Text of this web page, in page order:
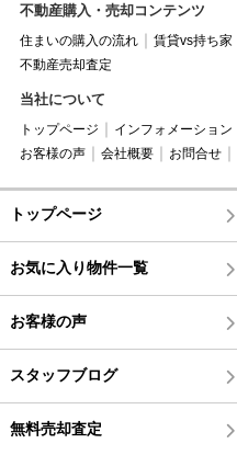
不動産購入・売却コンテンツ
住まいの購入の流れ 賃貸vs持ち家
不動産売却査定
当社について
トップページ インフォメーション
お客様の声
会社概要 お問合せ
トップページ
お気に入り物件一覧
お客様の声
スタッフブログ
無料売却査定